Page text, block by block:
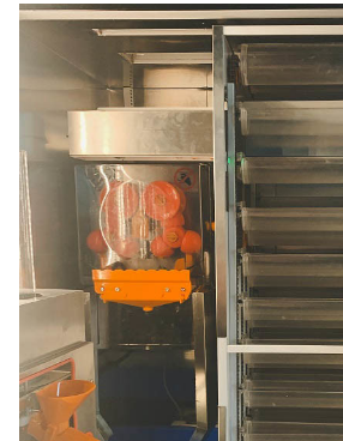
أمريكي
أمريكي
5 آلات
91800
دولار
أمريكي
أمريكي
ساعة
220 فولت / 50 هرتز
4.5 م
كوب غطاء الكوب التلقائي
اغسله بالماء
15-20 يومًا
20-25 يومًا
كلاهما متاح